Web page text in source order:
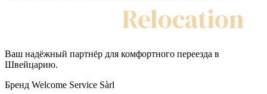
Relocation
Ваш надёжный партнёр для комфортного переезда в
Швейцарию.
Бренд Welcome Service Sàrl